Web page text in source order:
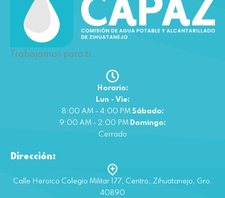
Trabajamos para ti.
Horario:
Lun - Vie:
8:00 AM - 4:00 PM Sábado:
9:00 AM - 2:00 PM Domingo:
Cerrado
Dirección:
Calle Heroico Colegio Militar 177, Centro, Zihuatanejo, Gro.
40890